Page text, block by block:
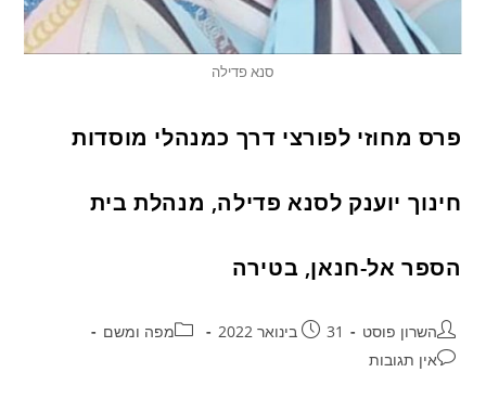
סנא פדילה
פרס מחוזי לפורצי דרך כמנהלי מוסדות
חינוך יוענק לסנא פדילה, מנהלת בית
הספר אל-חנאן, בטירה
השרון פוסט 31 בינואר 2022
מפה ומשם
אין תגובות